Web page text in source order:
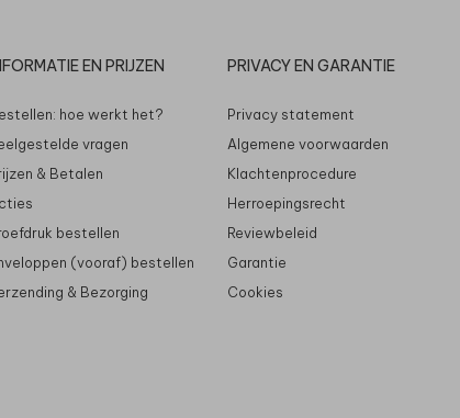
EN PRIJZEN
hoe werkt het?
vragen
& Betalen
bestellen
(vooraf) bestellen
& Bezorging
PRIVACY EN GARANTIE
Privacy statement
Algemene voorwaarden
Klachtenprocedure
Herroepingsrecht
Reviewbeleid
Garantie
Cookies